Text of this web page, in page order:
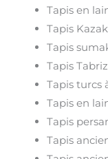
Tapis en
Tapis
Tapis
Tapis
Tapis turcs
Tapis en
Tapis
Tapis